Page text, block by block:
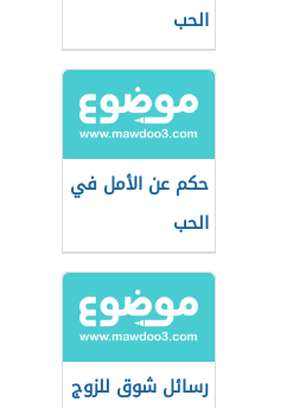
الحب
حكم عن الأمل في
الحب
رسائل شوق للزوج